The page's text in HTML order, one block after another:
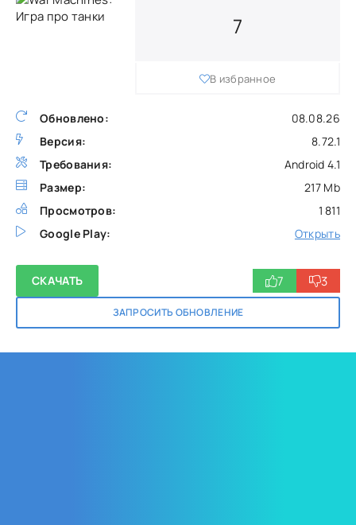
Обновлено:
08.08.26
Версия:
8.72.1
Требования:
Android 4.1
Размер:
217 Mb
Просмотров:
1 811
Google Play:
Открыть
7
В избранное
СКАЧАТЬ
ЗАПРОСИТЬ ОБНОВЛЕНИЕ
7 3